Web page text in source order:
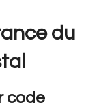
du
code